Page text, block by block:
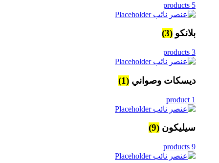
5 products
بلانكو (3)
3 products
ديسكات وصواني (1)
1 product
سيليكون (9)
9 products